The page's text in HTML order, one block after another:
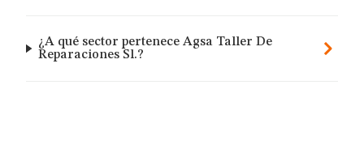
¿A qué sector pertenece Agsa Taller De
Reparaciones Sl.?